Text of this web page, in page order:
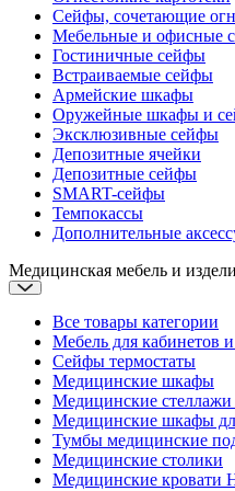
Сейфы, сочетающие
Мебельные и офисные
Гостиничные сейфы
Встраиваемые сейфы
Армейские шкафы
Оружейные шкафы и
Эксклюзивные сейфы
Депозитные ячейки
Депозитные сейфы
SMART-сейфы
Темпокассы
Дополнительные
Медицинская мебель и
Все товары категории
Мебель для кабинетов
Сейфы термостаты
Медицинские шкафы
Медицинские
Медицинские шкафы
Тумбы медицинские
Медицинские столики
Медицинские кровати